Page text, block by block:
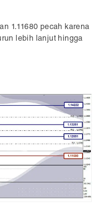
1.11680 pecah karena
lebih lanjut hingga